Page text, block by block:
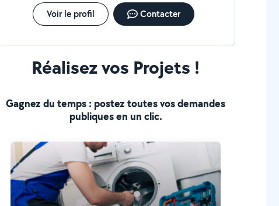
Voir le profil Contacter
Réalisez vos Projets !
Gagnez du temps : postez toutes vos demandes
publiques en un clic.